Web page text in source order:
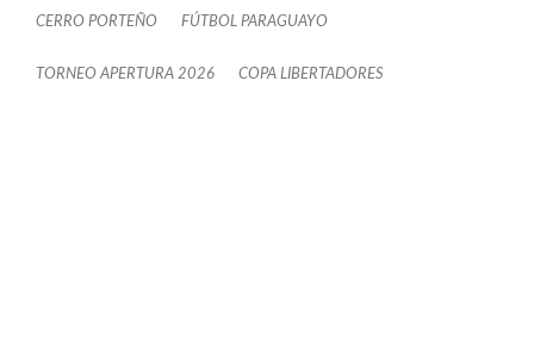
CERRO PORTEÑO FÚTBOL PARAGUAYO
TORNEO APERTURA 2026 COPA LIBERTADORES